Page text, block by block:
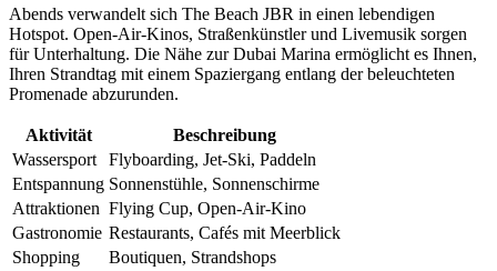
Abends verwandelt sich The Beach JBR in einen lebendigen
Hotspot. Open-Air-Kinos, Straßenkünstler und Livemusik sorgen
für Unterhaltung. Die Nähe zur Dubai Marina ermöglicht es Ihnen,
Ihren Strandtag mit einem Spaziergang entlang der beleuchteten
Promenade abzurunden.
Aktivität
Beschreibung
Wassersport
Flyboarding, Jet-Ski, Paddeln
Entspannung Sonnenstühle, Sonnenschirme
Attraktionen Flying Cup, Open-Air-Kino
Gastronomie Restaurants, Cafés mit Meerblick
Shopping
Boutiquen, Strandshops